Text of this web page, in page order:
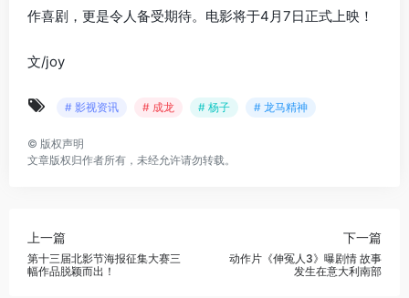
作喜剧，更是令人备受期待。电影将于4月7日正式上映！
文/joy
# 影视资讯 # 成龙 # 杨子 # 龙马精神
© 版权声明
文章版权归作者所有，未经允许请勿转载。
上一篇
第十三届北影节海报征集大赛三
幅作品脱颖而出！
下一篇
动作片《伸冤人3》曝剧情 故事
发生在意大利南部